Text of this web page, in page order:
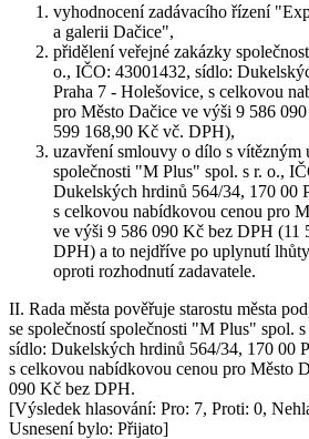
vyhodnocení zadávacího řízení
a galerii Dačice",
přidělení veřejné zakázky
o., IČO: 43001432, sídlo:
Praha 7 - Holešovice, s celkovou
pro Město Dačice ve výši 9 586
599 168,90 Kč vč. DPH),
uzavření smlouvy o dílo s vítězným
společnosti "M Plus" spol. s r. o.,
Dukelských hrdinů 564/34, 170 00
s celkovou nabídkovou cenou pro
ve výši 9 586 090 Kč bez DPH (11
DPH) a to nejdříve po uplynutí
oproti rozhodnutí zadavatele.
II. Rada města pověřuje starostu města
se společností společnosti "M Plus" spol.
sídlo: Dukelských hrdinů 564/34, 170 00
s celkovou nabídkovou cenou pro Město
090 Kč bez DPH.
[Výsledek hlasování: Pro: 7, Proti: 0,
Usnesení bylo: Přijato]